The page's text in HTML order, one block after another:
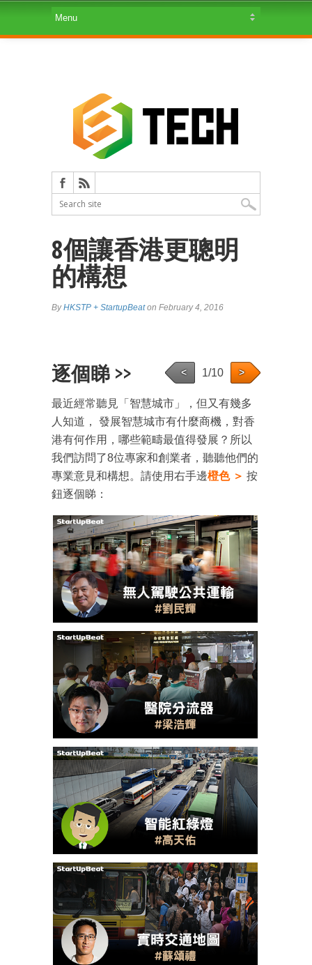
8個讓香港更聰明
的構想
ByHKSTP + StartupBeaton February 4, 2016
< 1/10 >
逐個睇 >>
最近經常聽見「智慧城市」，但又有幾多
人知道， 發展智慧城市有什麼商機，對香
港有何作用，哪些範疇最值得發展？所以
我們訪問了8位專家和創業者，聽聽他們的
專業意見和構想。請使用右手邊橙色 ＞ 按
鈕逐個睇：